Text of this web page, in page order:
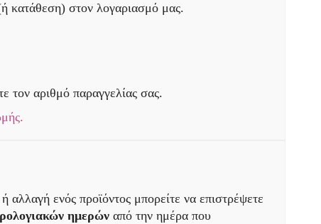
κατάθεση) στον λογαριασμό μας.
τον αριθμό παραγγελίας σας.
αλλαγή ενός προϊόντος μπορείτε να επιστρέψετε
ημερώναπό την ημέρα που